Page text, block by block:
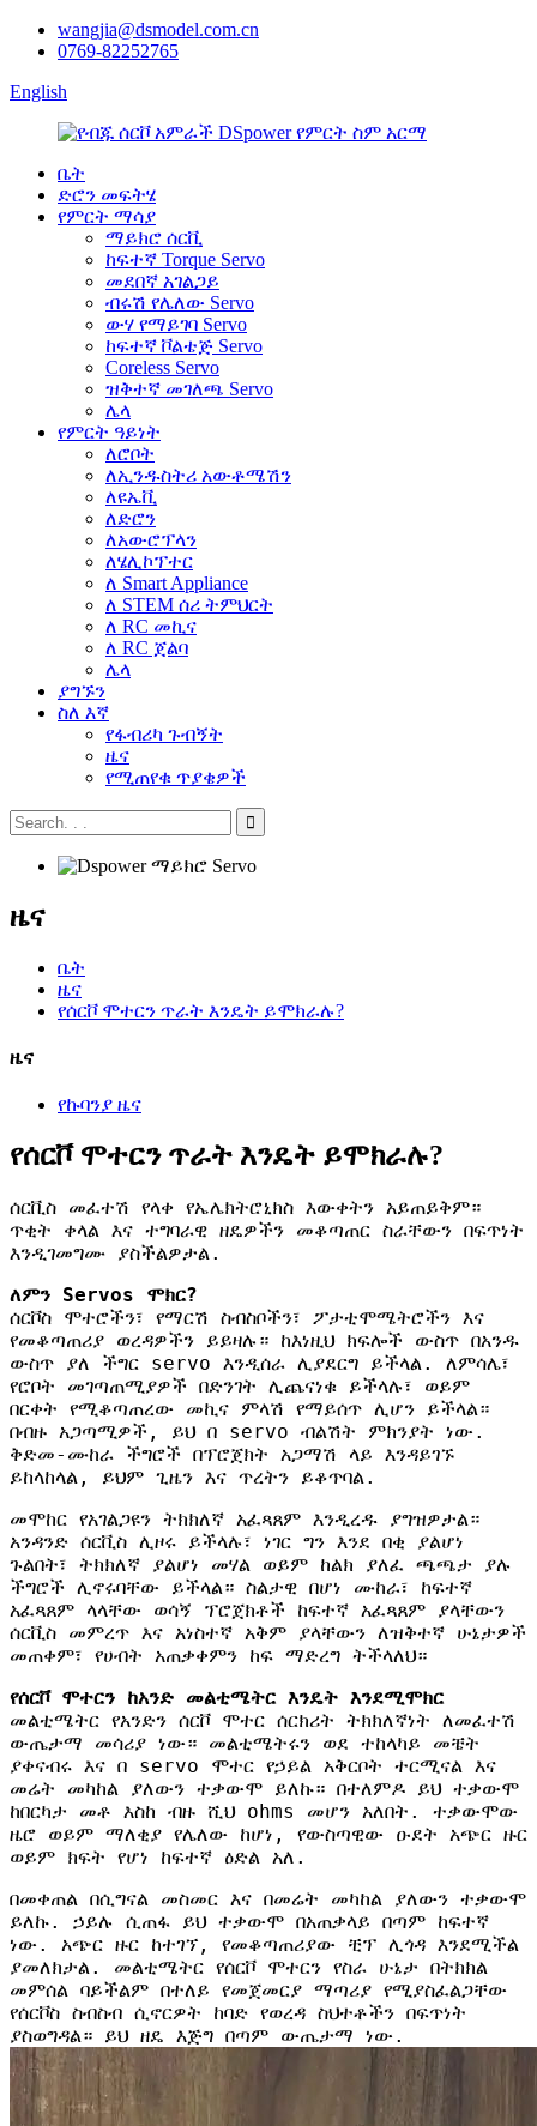
wangjia@dsmodel.com.cn
0769-82252765
English
ቤት
ድሮን መፍትሄ
የምርት ማሳያ
ማይክሮ ሰርቪ
ከፍተኛ Torque Servo
መደበኛ አገልጋይ
ብሩሽ የሌለው Servo
ውሃ የማይገባ Servo
ከፍተኛ ቮልቴጅ Servo
Coreless Servo
ዝቅተኛ መገለጫ Servo
ሌላ
የምርት ዓይነት
ለሮቦት
ለኢንዱስትሪ አውቶሜሽን
ለዩኤቪ
ለድሮን
ለአውሮፕላን
ለሄሊኮፕተር
ለ Smart Appliance
ለ STEM ሰሪ ትምህርት
ለ RC መኪና
ለ RC ጀልባ
ሌላ
ያግኙን
ስለ እኛ
የፋብሪካ ጉብኝት
ዜና
የሚጠየቁ ጥያቄዎች
ዜና
ቤት
ዜና
የሰርቮ ሞተርን ጥራት እንዴት ይሞክራሉ?
ዜና
የኩባንያ ዜና
የሰርቮ ሞተርን ጥራት እንዴት ይሞክራሉ?
ሰርቪስ መፈተሽ የላቀ የኤሌክትሮኒክስ እውቀትን አይጠይቅም።
ጥቂት ቀላል እና ተግባራዊ ዘዴዎችን መቆጣጠር ስራቸውን በፍጥነት
እንዲገመግሙ ያስችልዎታል.
ለምን Servos ሞክር?
ሰርቮስ ሞተሮችን፣ የማርሽ ስብስቦችን፣ ፖታቲሞሜትሮችን እና
የመቆጣጠሪያ ወረዳዎችን ይይዛሉ። ከእነዚህ ክፍሎች ውስጥ በአንዱ
ውስጥ ያለ ችግር servo እንዲሰራ ሊያደርግ ይችላል. ለምሳሌ፣
የሮቦት መገጣጠሚያዎች በድንገት ሊጨናነቁ ይችላሉ፣ ወይም
በርቀት የሚቆጣጠረው መኪና ምላሽ የማይሰጥ ሊሆን ይችላል።
በብዙ አጋጣሚዎች, ይህ በ servo ብልሽት ምክንያት ነው.
ቅድመ-ሙከራ ችግሮች በፕሮጀክት አጋማሽ ላይ እንዳይገኙ
ይከላከላል, ይህም ጊዜን እና ጥረትን ይቆጥባል.
መሞከር የአገልጋዩን ትክክለኛ አፈጻጸም እንዲረዱ ያግዝዎታል።
አንዳንድ ሰርቪስ ሊዞሩ ይችላሉ፣ ነገር ግን እንደ በቂ ያልሆነ
ጉልበት፣ ትክክለኛ ያልሆነ መሃል ወይም ከልክ ያለፈ ጫጫታ ያሉ
ችግሮች ሊኖሩባቸው ይችላል። ስልታዊ በሆነ ሙከራ፣ ከፍተኛ
አፈጻጸም ላላቸው ወሳኝ ፕሮጀክቶች ከፍተኛ አፈጻጸም ያላቸውን
ሰርቪስ መምረጥ እና አነስተኛ አቅም ያላቸውን ለዝቅተኛ ሁኔታዎች
መጠቀም፣ የሀብት አጠቃቀምን ከፍ ማድረግ ትችላለህ።
የሰርቮ ሞተርን ከአንድ መልቲሜትር እንዴት እንደሚሞክር
መልቲሜትር የአንድን ሰርቮ ሞተር ሰርክሪት ትክክለኛነት ለመፈተሽ
ውጤታማ መሳሪያ ነው። መልቲሜትሩን ወደ ተከላካይ መቼት
ያቀናብሩ እና በ servo ሞተር የኃይል አቅርቦት ተርሚናል እና
መሬት መካከል ያለውን ተቃውሞ ይለኩ። በተለምዶ ይህ ተቃውሞ
ከበርካታ መቶ እስከ ብዙ ሺህ ohms መሆን አለበት. ተቃውሞው
ዜሮ ወይም ማለቂያ የሌለው ከሆነ, የውስጣዊው ዑደት አጭር ዙር
ወይም ክፍት የሆነ ከፍተኛ ዕድል አለ.
በመቀጠል በሲግናል መስመር እና በመሬት መካከል ያለውን ተቃውሞ
ይለኩ. ኃይሉ ሲጠፋ ይህ ተቃውሞ በአጠቃላይ በጣም ከፍተኛ
ነው. አጭር ዙር ከተገኘ, የመቆጣጠሪያው ቺፕ ሊጎዳ እንደሚችል
ያመለክታል. መልቲሜትር የሰርቮ ሞተርን የስራ ሁኔታ በትክክል
መምሰል ባይችልም በተለይ የመጀመርያ ማጣሪያ የሚያስፈልጋቸው
የሰርቮስ ስብስብ ሲኖርዎት ከባድ የወረዳ ስህተቶችን በፍጥነት
ያስወግዳል። ይህ ዘዴ እጅግ በጣም ውጤታማ ነው.